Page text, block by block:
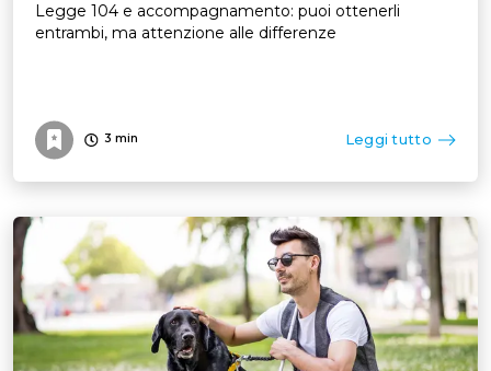
Legge 104 e accompagnamento: puoi ottenerli
entrambi, ma attenzione alle differenze
3 min Leggi tutto